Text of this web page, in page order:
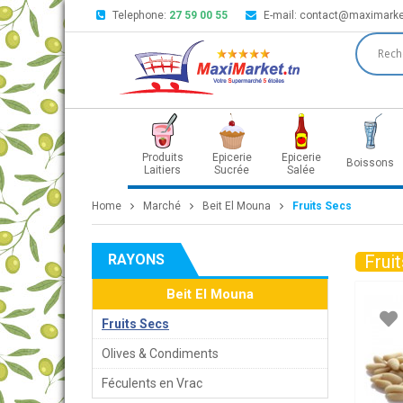
Telephone: 27 59 00 55 E-mail:
Produits
Laitiers
Epicerie
Sucrée
Epicerie
Salée
Boissons
Home Marché Beit El Mouna Fruits Secs
RAYONS
Beit El Mouna
Fruits Secs
Olives & Condiments
Féculents en Vrac